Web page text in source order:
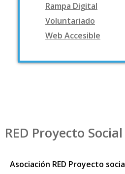
Rampa Digital
Voluntariado
Web Accesible
RED Proyecto Social
Asociación RED Proyecto